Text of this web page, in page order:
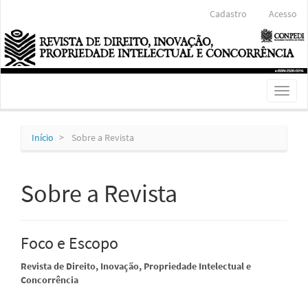
Conteúdo
principal
Barra
Lateral
Cadastro Acesso
Toggle
Início Sobre a Revista
Sobre a Revista
Foco e Escopo
Revista de Direito, Inovação, Propriedade Intelectual e
Concorrência